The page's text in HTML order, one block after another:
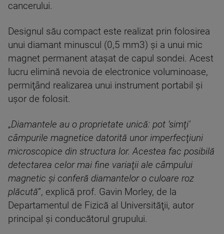
cancerului.
Designul său compact este realizat prin folosirea
unui diamant minuscul (0,5 mm3) şi a unui mic
magnet permanent ataşat de capul sondei. Acest
lucru elimină nevoia de electronice voluminoase,
permiţând realizarea unui instrument portabil şi
uşor de folosit.
„Diamantele au o proprietate unică: pot ‘simţi’
câmpurile magnetice datorită unor imperfecţiuni
microscopice din structura lor. Acestea fac posibilă
detectarea celor mai fine variaţii ale câmpului
magnetic şi conferă diamantelor o culoare roz
plăcută”, explică prof. Gavin Morley, de la
Departamentul de Fizică al Universităţii, autor
principal şi conducătorul grupului.